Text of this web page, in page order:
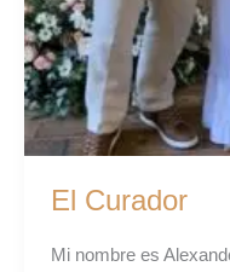
El Curador
Mi nombre es